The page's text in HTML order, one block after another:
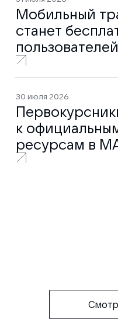
Мобильный
станет
пользователей
30 июля 2026
к
ресурсам в